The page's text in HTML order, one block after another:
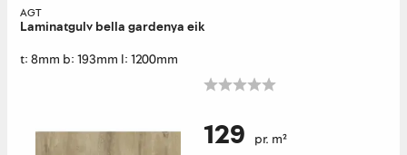
AGT
Laminatgulv bella gardenya eik
t: 8mm b: 193mm l: 1200mm
129 pr. m²